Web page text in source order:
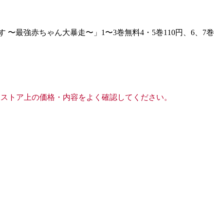
最強赤ちゃん大暴走〜」1〜3巻無料4・5巻110円、6、7巻
トア上の価格・内容をよく確認してください。